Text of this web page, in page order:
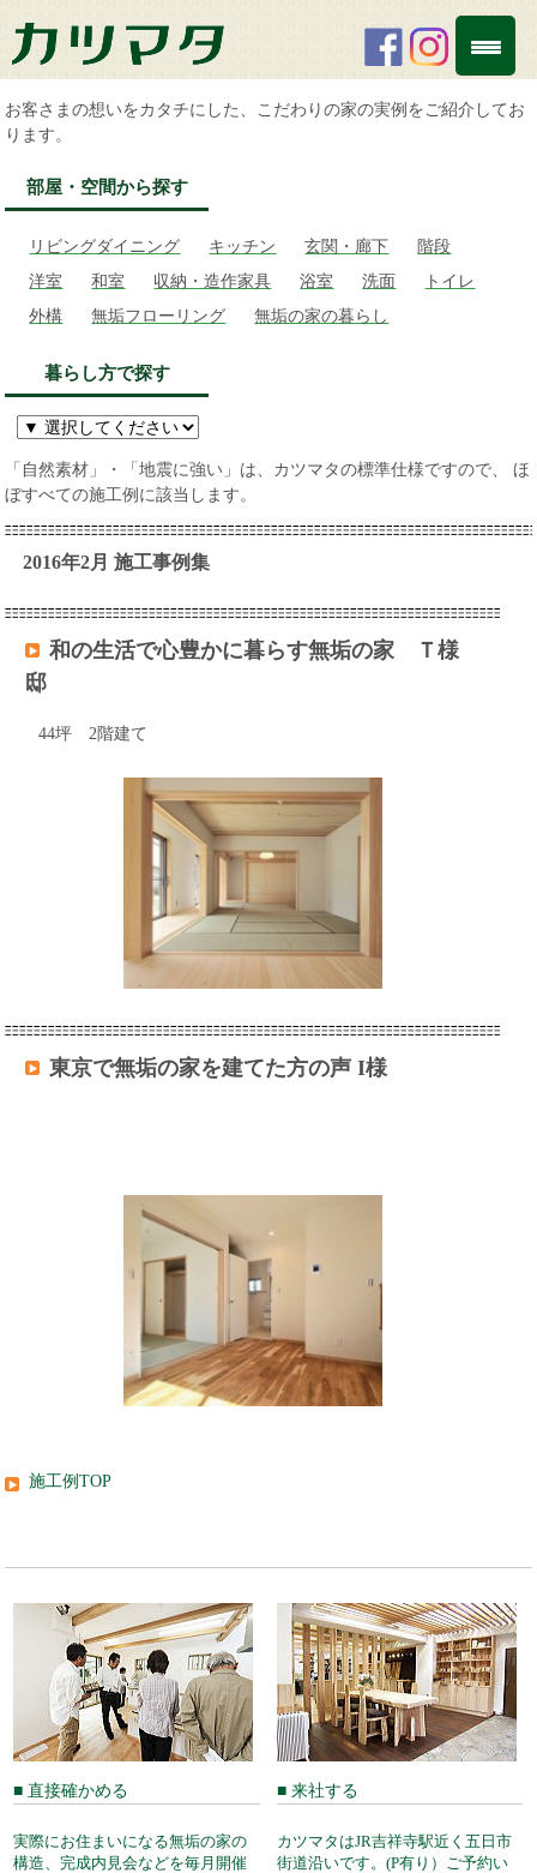
お客さまの想いをカタチにした、こだわりの家の実例をご紹介してお
ります。
部屋・空間から探す
リビングダイニング キッチン 玄関・廊下
階段
洋室
和室 収納・造作家具 浴室 洗面
トイレ
外構
無垢フローリング 無垢の家の暮らし
暮らし方で探す
「自然素材」・「地震に強い」は、カツマタの標準仕様ですので、 ほ
ぼすべての施工例に該当します。
2016年2月 施工事例集
和の生活で心豊かに暮らす無垢の家 Ｔ様
邸
44坪 2階建て
東京で無垢の家を建てた方の声 I様
施工例TOP
■ 直接確かめる
実際にお住まいになる無垢の家の
構造、完成内見会などを毎月開催
■ 来社する
カツマタはJR吉祥寺駅近く五日市
街道沿いです。(P有り）ご予約い